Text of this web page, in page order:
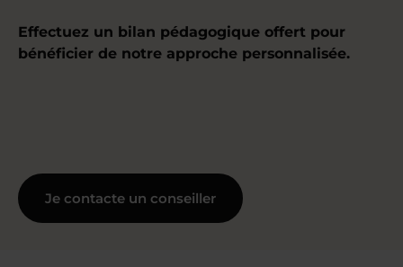
Effectuez un bilan pédagogique offert pour
bénéficier de notre approche personnalisée.
Je contacte un conseiller